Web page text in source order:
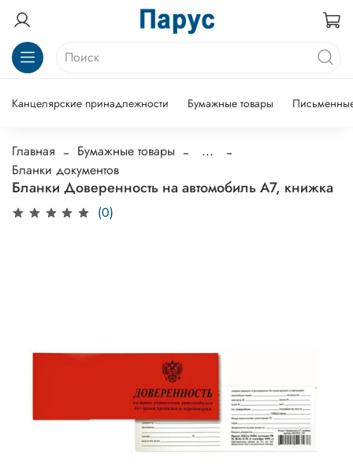
Канцелярские принадлежности Бумажные товары
Главная Бумажные товары
...
Бланки документов
Бланки Доверенность на автомобиль А7, книжка
(0)